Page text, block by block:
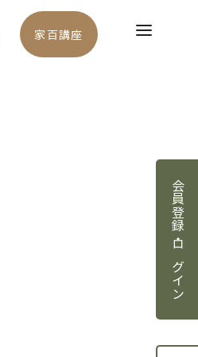
会員登録・ログイン
家百講座